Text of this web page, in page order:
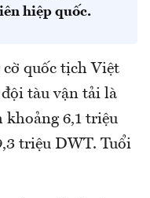
hiệp quốc.
quốc tịch Việt
tàu vận tải là
khoảng 6,1 triệu
triệu DWT. Tuổi